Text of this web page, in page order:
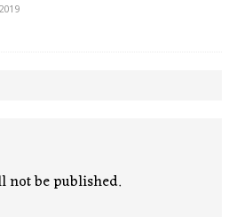
not be published.